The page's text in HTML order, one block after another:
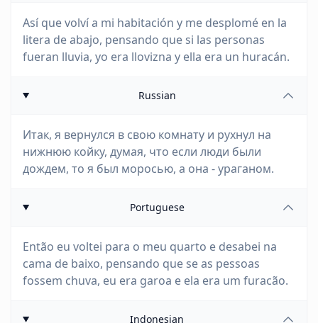
Así que volví a mi habitación y me desplomé en la
litera de abajo, pensando que si las personas
fueran lluvia, yo era llovizna y ella era un huracán.
Russian
Итак, я вернулся в свою комнату и рухнул на
нижнюю койку, думая, что если люди были
дождем, то я был моросью, а она - ураганом.
Portuguese
Então eu voltei para o meu quarto e desabei na
cama de baixo, pensando que se as pessoas
fossem chuva, eu era garoa e ela era um furacão.
Indonesian